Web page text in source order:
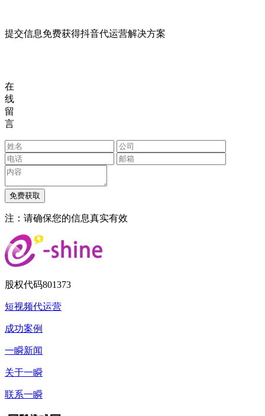
提交信息免费获得抖音代运营解决方案
在
线
留
言
注：请确保您的信息真实有效
股权代码801373
短视频代运营
成功案例
一瞬新闻
关于一瞬
联系一瞬